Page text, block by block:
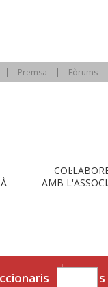
Premsa Fòrums
AMB
Eines